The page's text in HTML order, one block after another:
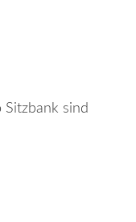
Sitzbank sind